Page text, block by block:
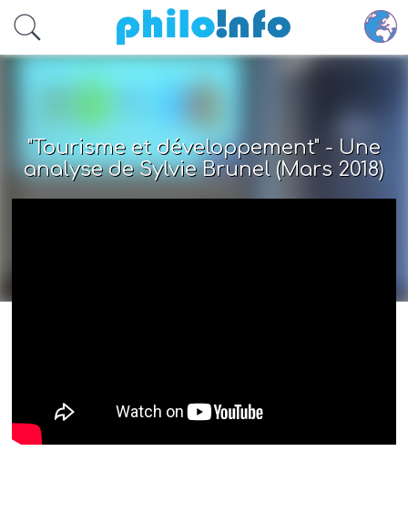
Accéder au contenu principal
"Tourisme et développement" - Une
analyse de Sylvie Brunel (Mars 2018)